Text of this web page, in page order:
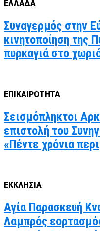
ΕΛΛΑΔΑ
Συναγερμός στην
κινητοποίηση της
πυρκαγιά στο
ΕΠΙΚΑΙΡΟΤΗΤΑ
Σεισμόπληκτοι
επιστολή του
«Πέντε χρόνια
ΕΚΚΛΗΣΙΑ
Αγία Παρασκευή
Λαμπρός